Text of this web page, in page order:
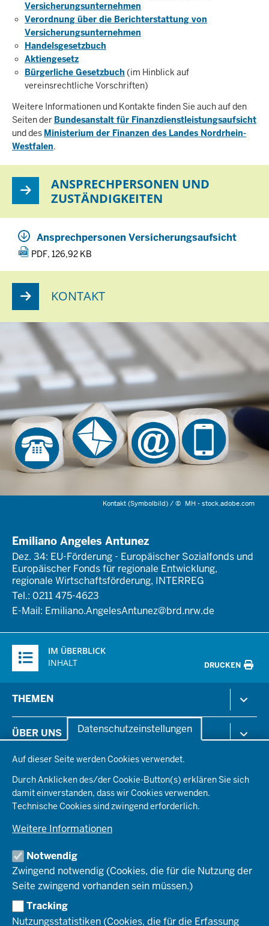
Datenschutzeinstellungen
Auf dieser Seite werden Cookies verwendet.
Durch Anklicken des/der Cookie-Button(s) erklären Sie sich
damit einverstanden, dass wir Cookies verwenden.
Technische Cookies sind zwingend erforderlich.
Weitere Informationen
Notwendig
Zwingend notwendig (Cookies, die für die Nutzung der
Seite zwingend vorhanden sein müssen.)
Tracking
Nutzungsstatistiken (Cookies, die für die Erfassung
Versicherungsunternehmen
Verordnung über die Berichterstattung von
Versicherungsunternehmen
Handelsgesetzbuch
Aktiengesetz
Bürgerliche Gesetzbuch (im Hinblick auf
vereinsrechtliche Vorschriften)
Weitere Informationen und Kontakte finden Sie auch auf den
Seiten der Bundesanstalt für Finanzdienstleistungsaufsicht
und des Ministerium der Finanzen des Landes Nordrhein-
Westfalen.
ANSPRECHPERSONEN UND
ZUSTÄNDIGKEITEN
Ansprechpersonen Versicherungsaufsicht
PDF, 126,92 KB
KONTAKT
Kontakt (Symbolbild) /© MH - stock.adobe.com
Emiliano Angeles Antunez
Dez. 34: EU-Förderung - Europäischer Sozialfonds und
Europäischer Fonds für regionale Entwicklung,
regionale Wirtschaftsförderung, INTERREG
Tel.: 0211 475-4623
E-Mail: Emiliano.AngelesAntunez@brd.nrw.de
Inhalte
IM ÜBERBLICK
INHALT
DRUCKEN
in
der
Fußzeile
THEMEN
Gesundheit & Soziales
Kommunales & Wirtschaft
Planen & Bauen
Schule & Bildung
Umwelt & Natur
ÜBER UNS
Aktenpläne
Organisationsstruktur
Behördenleitung
Die Bezirksregierung
Organisationsplan
Institutionen
Arbeitgeberprofil
Stellenangebote
Ausbildung
PRESSE
Pressefotos
Social-Media-Kanäle
REGIONALRAT DÜSSELDORF
SERVICES
Bekanntmachungen
HOTLINE